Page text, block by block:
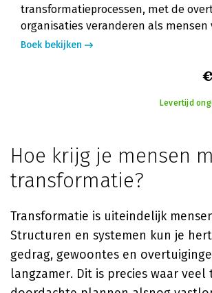
transformatieprocessen, met de
organisaties veranderen als mensen
Boek bekijken
Levertijd
Hoe krijg je mensen
transformatie?
Transformatie is uiteindelijk
Structuren en systemen kun je
gedrag, gewoontes en
langzamer. Dit is precies waar veel